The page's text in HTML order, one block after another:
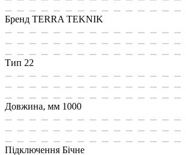
Бренд TERRA TEKNIK
Тип 22
Довжина, мм 1000
Підключення Бічне